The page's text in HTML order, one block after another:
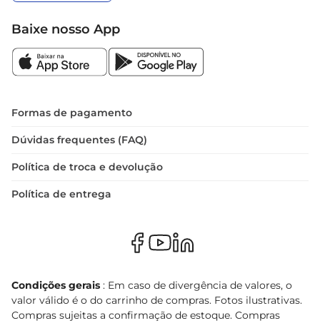
Baixe nosso App
Formas de pagamento
Dúvidas frequentes (FAQ)
Política de troca e devolução
Política de entrega
Condições gerais : Em caso de divergência de valores, o
valor válido é o do carrinho de compras. Fotos ilustrativas.
Compras sujeitas a confirmação de estoque. Compras